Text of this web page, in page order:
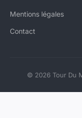
Mentions légales
Contact
© 2026 Tour Du